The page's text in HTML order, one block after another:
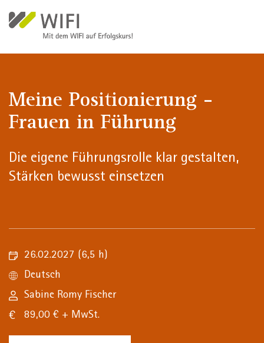
Meine Positionierung -
Frauen in Führung
Die eigene Führungsrolle klar gestalten,
Stärken bewusst einsetzen
26.02.2027 (6,5 h)
Deutsch
Sabine Romy Fischer
89,00 € + MwSt.